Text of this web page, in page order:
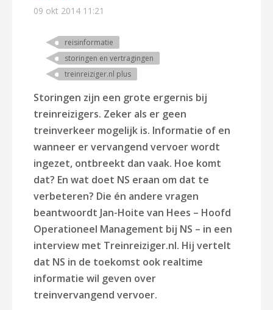
09 okt 2014 11:21
reisinformatie
storingen en vertragingen
treinreiziger.nl plus
Storingen zijn een grote ergernis bij
treinreizigers. Zeker als er geen
treinverkeer mogelijk is. Informatie of en
wanneer er vervangend vervoer wordt
ingezet, ontbreekt dan vaak. Hoe komt
dat? En wat doet NS eraan om dat te
verbeteren? Die én andere vragen
beantwoordt Jan-Hoite van Hees – Hoofd
Operationeel Management bij NS – in een
interview met Treinreiziger.nl. Hij vertelt
dat NS in de toekomst ook realtime
informatie wil geven over
treinvervangend vervoer.